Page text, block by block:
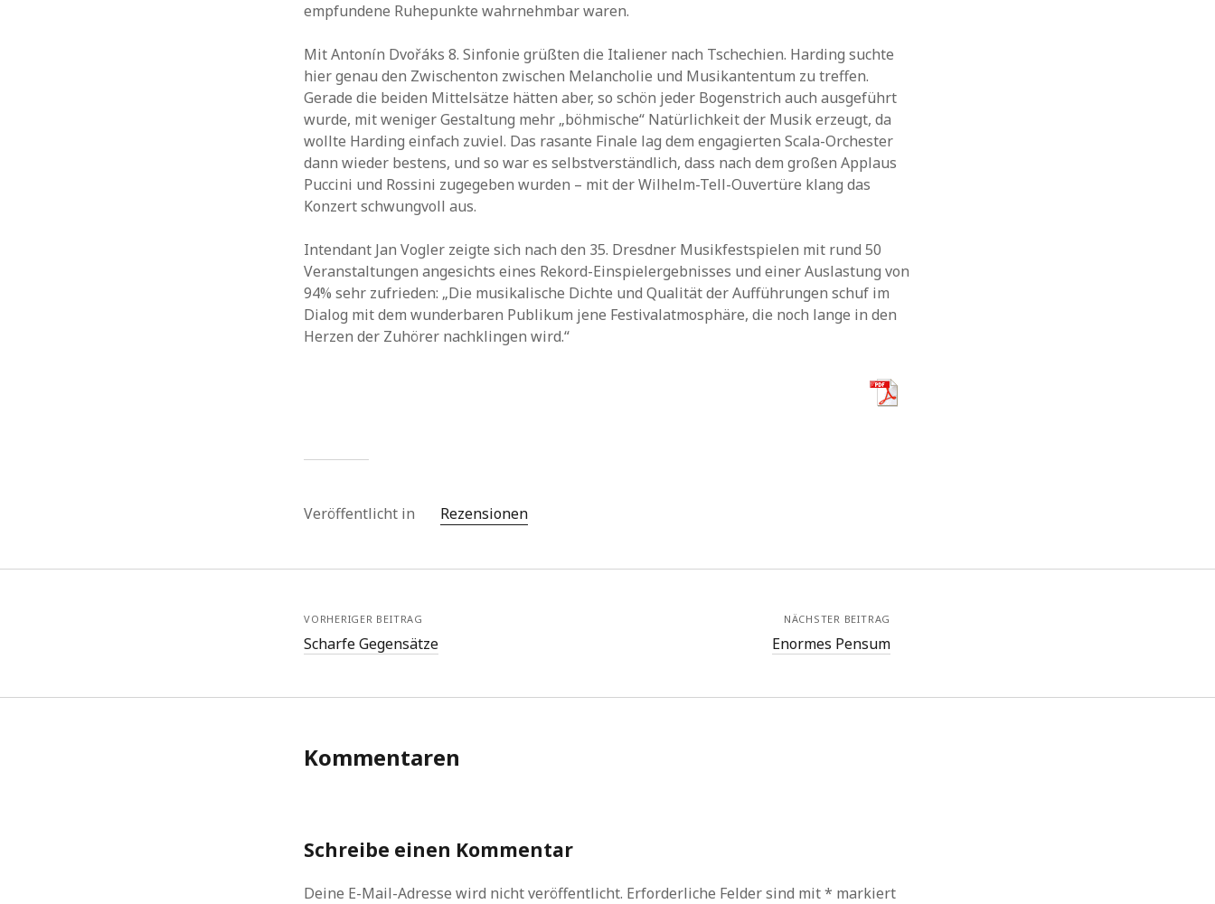
empfundene Ruhepunkte wahrnehmbar waren.
Mit Antonín Dvořáks 8. Sinfonie grüßten die Italiener nach Tschechien. Harding suchte
hier genau den Zwischenton zwischen Melancholie und Musikantentum zu treffen.
Gerade die beiden Mittelsätze hätten aber, so schön jeder Bogenstrich auch ausgeführt
wurde, mit weniger Gestaltung mehr „böhmische“ Natürlichkeit der Musik erzeugt, da
wollte Harding einfach zuviel. Das rasante Finale lag dem engagierten Scala-Orchester
dann wieder bestens, und so war es selbstverständlich, dass nach dem großen Applaus
Puccini und Rossini zugegeben wurden – mit der Wilhelm-Tell-Ouvertüre klang das
Konzert schwungvoll aus.
Intendant Jan Vogler zeigte sich nach den 35. Dresdner Musikfestspielen mit rund 50
Veranstaltungen angesichts eines Rekord-Einspielergebnisses und einer Auslastung von
94% sehr zufrieden: „Die musikalische Dichte und Qualität der Aufführungen schuf im
Dialog mit dem wunderbaren Publikum jene Festivalatmosphäre, die noch lange in den
Herzen der Zuhörer nachklingen wird.“
Veröffentlicht in Rezensionen
VORHERIGER BEITRAG
Scharfe Gegensätze
NÄCHSTER BEITRAG
Enormes Pensum
Kommentaren
Schreibe einen Kommentar
Deine E-Mail-Adresse wird nicht veröffentlicht. Erforderliche Felder sind mit* markiert